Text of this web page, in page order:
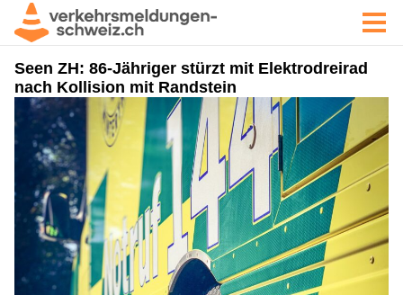
Seen ZH: 86-Jähriger stürzt mit Elektrodreirad
nach Kollision mit Randstein